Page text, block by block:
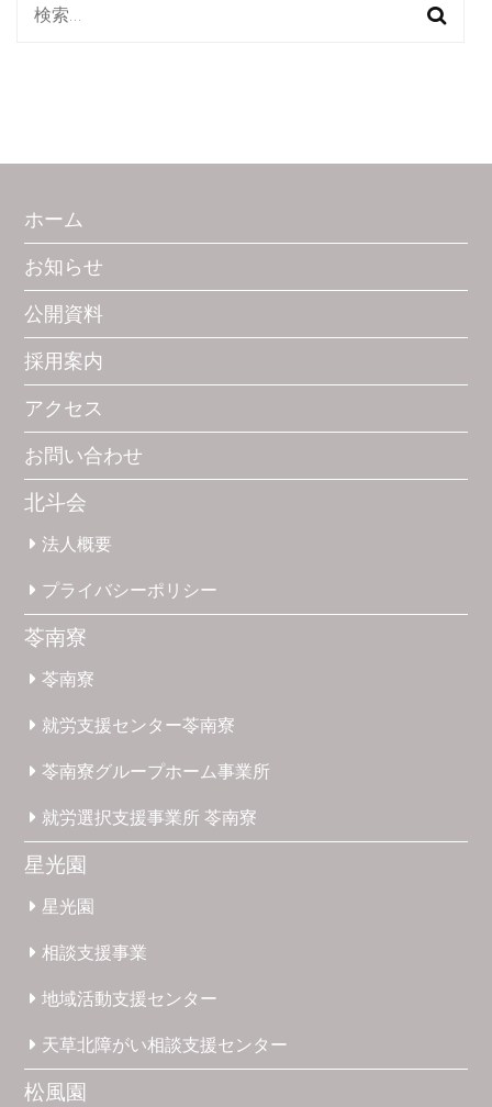
検
ホーム
お知らせ
公開資料
採用案内
アクセス
お問い合わせ
北斗会
法人概要
プライバシーポリシー
苓南寮
苓南寮
就労支援センター苓南寮
苓南寮グループホーム事業所
就労選択支援事業所苓南寮
星光園
星光園
相談支援事業
地域活動支援センター
天草北障がい相談支援センター
松風園